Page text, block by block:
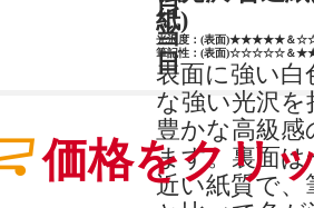
紙)
光沢度：(表面)★★★★★＆
筆記性：(表面)☆☆☆☆☆＆
表面に強い白
な強い光沢を
豊かな高級感
ます。裏面は
近い紙質で、
日
当
日
価格をクリ